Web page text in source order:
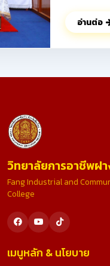
การวิทยา
พระราชทา
องคมนตรี
จากคณะผู้บ
รับคัดเลือก
อาชีวศึกษา
สร้างเยาวชนที่ดีข
อ่านต่อ
วิทยาลัยการอาชีพฝ
Fang Industrial and
College
เมนูหลัก & นโยบาย